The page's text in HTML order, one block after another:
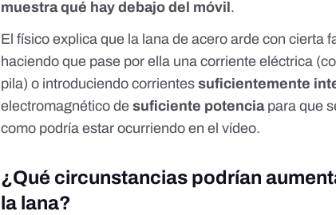
muestra qué hay debajo del móvil .
El físico explica que la lana de acero arde con cierta
haciendo que pase por ella una corriente eléctrica
pila) o introduciendo corrientessuficientemente
electromagnético desuficiente potenciapara que
como podría estar ocurriendo en el vídeo.
¿Qué circunstancias podrían
la lana?